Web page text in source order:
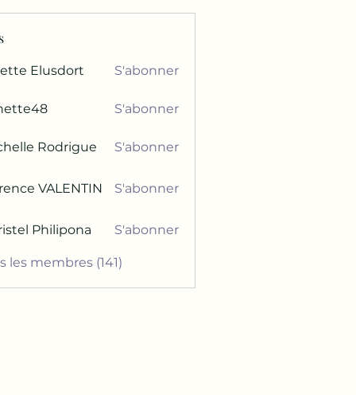
Elusdort S'abonner
S'abonner
RodrigueRodrigue S'abonner
VALENTINVALENTIN S'abonner
PhiliponaPhilipona S'abonner
les membres (141)